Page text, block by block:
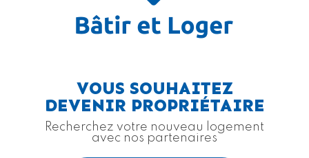
VOUS SOUHAITEZ
DEVENIR PROPRIÉTAIRE
Recherchez votre nouveau logement
avec nos partenaires